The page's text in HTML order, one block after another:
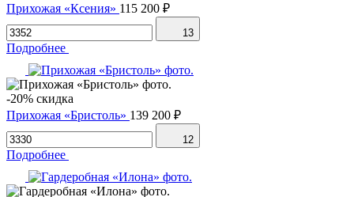
Прихожая «Ксения» 115 200 ₽
13
Подробнее
-20% скидка
Прихожая «Бристоль» 139 200 ₽
12
Подробнее